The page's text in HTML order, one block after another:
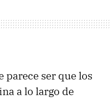
parece ser que los
a lo largo de